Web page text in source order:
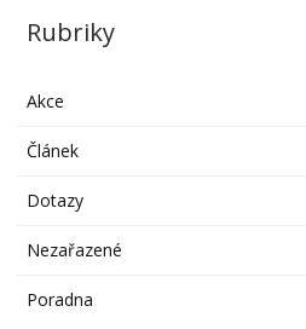
Rubriky
Akce
Článek
Dotazy
Nezařazené
Poradna